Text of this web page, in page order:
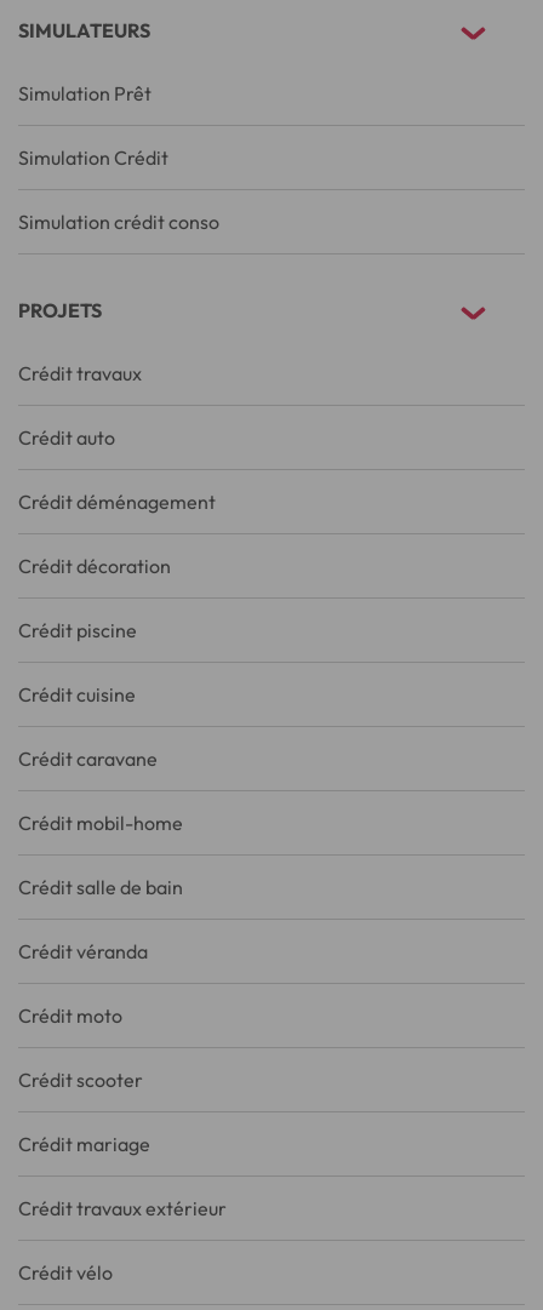
SIMULATEURS
Simulation Prêt
Simulation Crédit
Simulation crédit conso
PROJETS
Crédit travaux
Crédit auto
Crédit déménagement
Crédit décoration
Crédit piscine
Crédit cuisine
Crédit caravane
Crédit mobil-home
Crédit salle de bain
Crédit véranda
Crédit moto
Crédit scooter
Crédit mariage
Crédit travaux extérieur
Crédit vélo